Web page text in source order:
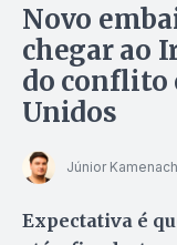
Novo
chegar ao
do conflito
Unidos
Júnior Kamenach
Expectativa é